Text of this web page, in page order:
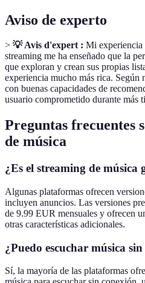
Aviso de experto
> 💡 Avis d'expert : Mi experiencia
streaming me ha enseñado que la
que exploran y crean sus propias
experiencia mucho más rica. Según
con buenas capacidades de
usuario comprometido durante más
Preguntas frecuentes
de música
¿Es el streaming de música
Algunas plataformas ofrecen
incluyen anuncios. Las versiones
de 9.99 EUR mensuales y ofrecen
otras características adicionales.
¿Puedo escuchar música
Sí, la mayoría de las plataformas